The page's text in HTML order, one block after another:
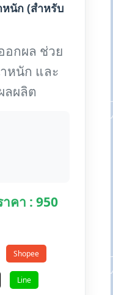
หนัก (สำหรับ
อกผล ช่วย
หนัก และ
ลผลิต
คา : 950
Shopee
Line